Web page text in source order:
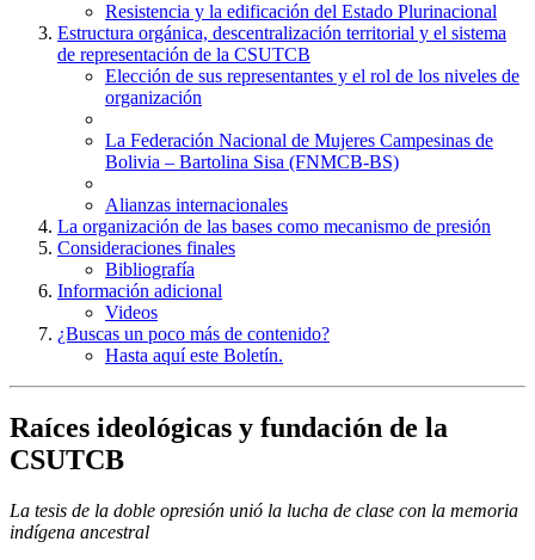
Resistencia y la edificación del Estado Plurinacional
Estructura orgánica, descentralización territorial y el sistema
de representación de la CSUTCB
Elección de sus representantes y el rol de los niveles de
organización
La Federación Nacional de Mujeres Campesinas de
Bolivia – Bartolina Sisa (FNMCB-BS)
Alianzas internacionales
La organización de las bases como mecanismo de presión
Consideraciones finales
Bibliografía
Información adicional
Videos
¿Buscas un poco más de contenido?
Hasta aquí este Boletín.
Raíces ideológicas y fundación de la
CSUTCB
La tesis de la doble opresión unió la lucha de clase con la memoria
indígena ancestral